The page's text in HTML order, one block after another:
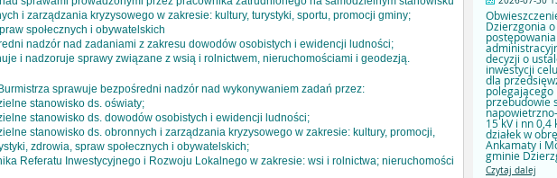
Dzierzgonia
postępowania
decyzji o
inwestycji
dla
polegającego
przebudowie
15 kV i nn 0,4
działek w
Ankamaty i
gminie
Czytaj dalej
i zarządzania kryzysowego w zakresie: kultury, turystyki, sportu, promocji gminy;
społecznych i obywatelskich
nadzór nad zadaniami z zakresu dowodów osobistych i ewidencji ludności;
i nadzoruje sprawy związane z wsią i rolnictwem, nieruchomościami i geodezją.
sprawuje bezpośredni nadzór nad wykonywaniem zadań przez:
stanowisko ds. oświaty;
stanowisko ds. dowodów osobistych i ewidencji ludności;
stanowisko ds. obronnych i zarządzania kryzysowego w zakresie: kultury, promocji,
zdrowia, spraw społecznych i obywatelskich;
Referatu Inwestycyjnego i Rozwoju Lokalnego w zakresie: wsi i rolnictwa; nieruchomości